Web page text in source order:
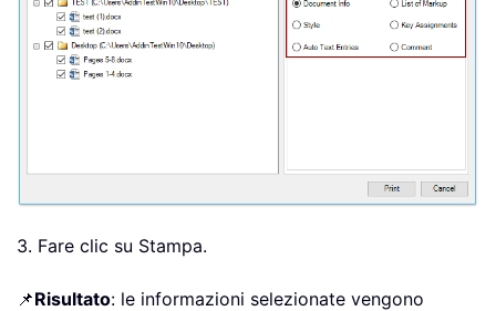
3. Fare clic su Stampa.
📌Risultato: le informazioni selezionate vengono